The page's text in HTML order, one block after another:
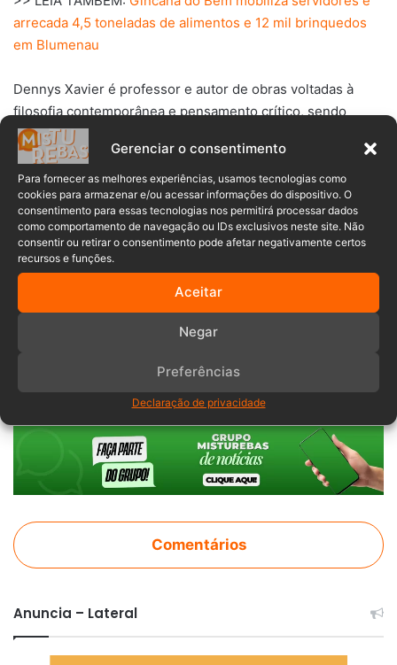
Gerenciar o consentimento
Para fornecer as melhores experiências, usamos tecnologias como
cookies para armazenar e/ou acessar informações do dispositivo. O
consentimento para essas tecnologias nos permitirá processar dados
como comportamento de navegação ou IDs exclusivos neste site. Não
consentir ou retirar o consentimento pode afetar negativamente certos
recursos e funções.
Aceitar
Negar
Preferências
Declaração de privacidade
arrecada 4,5 toneladas de alimentos e 12 mil brinquedos
em Blumenau
Dennys Xavier é professor e autor de obras voltadas à
filosofia contemporânea e pensamento crítico, sendo
conhecido por suas reflexões sobre ética, liberdade e o
papel das ideias na sociedade, que compartilha em suas
redes sociais, especialmente no perfil @prof.dennysxavier.
O evento é promovido pelo diretório do Partido NOVO em
Blumenau e oferece uma oportunidade de diálogo direto
com o filósofo sobre temas atuais, incluindo a importância
da liberdade de expressão e do pensamento crítico em
tempos de polarização e autocensura crescente.
filósofo
Comentários
Anuncia – Lateral